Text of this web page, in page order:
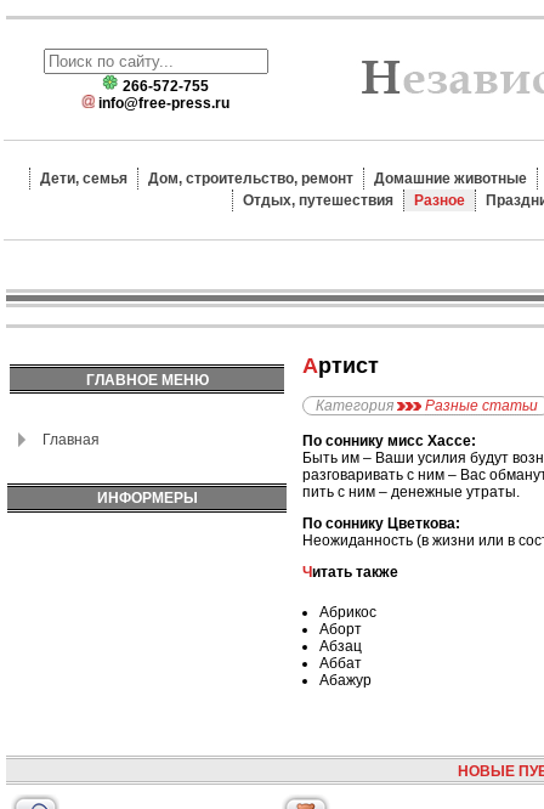
266-572-755
info@free-press.ru
Дети, семья Дом, строительство, ремонт
Домашние животные
Отдых, путешествия
Разное
ГЛАВНОЕ МЕНЮ
Главная
ИНФОРМЕРЫ
Артист
Категория Разные статьи
По соннику мисс Хассе:
Быть им – Ваши усилия будут
разговаривать с ним – Вас
пить с ним – денежные утраты.
По соннику Цветкова:
Неожиданность (в жизни или в
Читать также
Абрикос
Аборт
Абзац
Аббат
Абажур
НОВЫЕ